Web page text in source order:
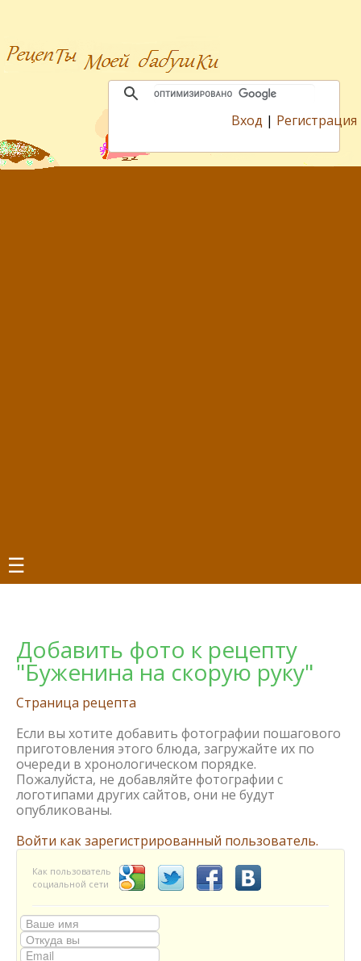
Вход | Регистрация
☰
Добавить фото к рецепту
"Буженина на скорую руку"
Страница рецепта
Если вы хотите добавить фотографии пошагового
приготовления этого блюда, загружайте их по
очереди в хронологическом порядке.
Пожалуйста, не добавляйте фотографии с
логотипами других сайтов, они не будут
опубликованы.
Войти как зарегистрированный пользователь.
Как пользователь
социальной сети